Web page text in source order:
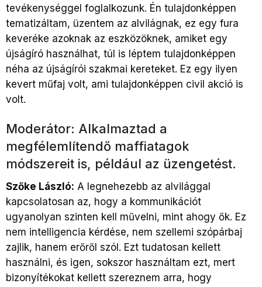
tevékenységgel foglalkozunk. Én tulajdonképpen
tematizáltam, üzentem az alvilágnak, ez egy fura
keveréke azoknak az eszközöknek, amiket egy
újságíró használhat, túl is léptem tulajdonképpen
néha az újságírói szakmai kereteket. Ez egy ilyen
kevert műfaj volt, ami tulajdonképpen civil akció is
volt.
Moderátor: Alkalmaztad a
megfélemlítendő maffiatagok
módszereit is, például az üzengetést.
Szőke László: A legnehezebb az alvilággal
kapcsolatosan az, hogy a kommunikációt
ugyanolyan szinten kell művelni, mint ahogy ők. Ez
nem intelligencia kérdése, nem szellemi szópárbaj
zajlik, hanem erőről szól. Ezt tudatosan kellett
használni, és igen, sokszor használtam ezt, mert
bizonyítékokat kellett szereznem arra, hogy